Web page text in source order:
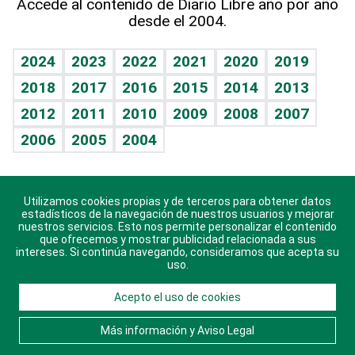
Vida y familia
Eñe
Celebrando la vida
Sin complejos
En pocas palabras
Escuchando al corazón
Economía Personal
TBT Deportivo
Guía del dinero
Horóscopos
Juegos
Accede al contenido de Diario Libre año por año
desde el 2004.
2024 2023 2022 2021 2020
2019
2018
2017 2016 2015 2014
2013
2012
2011 2010 2009 2008
2007
2006
2005 2004
Descarga nuestras aplicaciones para Android, iOS y
sistema Huawei.
© 2021 Diario Libre, todos los derechos reservados.
Consulta elAviso Legal. Ponte en Contacto
nosotros y conoce más sobre Diario Libre
Utilizamos cookies propias y de terceros para obtener datos
estadísticos de la navegación de nuestros usuarios y mejorar
nuestros servicios. Esto nos permite personalizar el contenido
que ofrecemos y mostrar publicidad relacionada a sus
intereses. Si continúa navegando, consideramos que acepta su
uso.
Acepto el uso de cookies
Más información y Aviso Legal